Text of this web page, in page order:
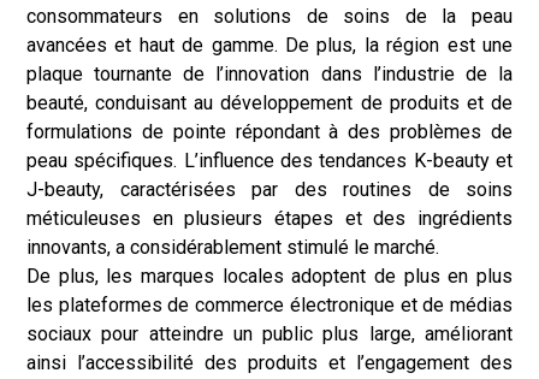
consommateurs en solutions de soins de la peau
avancées et haut de gamme. De plus, la région est une
plaque tournante de l’innovation dans l’industrie de la
beauté, conduisant au développement de produits et de
formulations de pointe répondant à des problèmes de
peau spécifiques. L’influence des tendances K-beauty et
J-beauty, caractérisées par des routines de soins
méticuleuses en plusieurs étapes et des ingrédients
innovants, a considérablement stimulé le marché.
De plus, les marques locales adoptent de plus en plus
les plateformes de commerce électronique et de médias
sociaux pour atteindre un public plus large, améliorant
ainsi l’accessibilité des produits et l’engagement des